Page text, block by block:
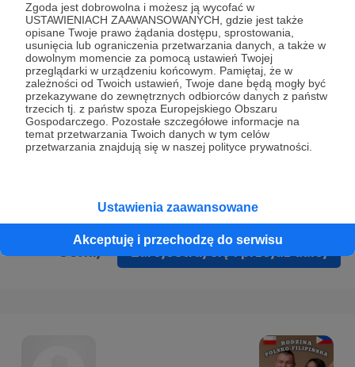
Zgoda jest dobrowolna i możesz ją wycofać w
USTAWIENIACH ZAAWANSOWANYCH, gdzie jest także
opisane Twoje prawo żądania dostępu, sprostowania,
usunięcia lub ograniczenia przetwarzania danych, a także w
dowolnym momencie za pomocą ustawień Twojej
przeglądarki w urządzeniu końcowym. Pamiętaj, że w
zależności od Twoich ustawień, Twoje dane będą mogły być
przekazywane do zewnętrznych odbiorców danych z państw
trzecich tj. z państw spoza Europejskiego Obszaru
Gospodarczego. Pozostałe szczegółowe informacje na
temat przetwarzania Twoich danych w tym celów
przetwarzania znajdują się w naszej polityce prywatności.
Ustawienia zaawansowane
Akceptuję i przechodzę do serwisu
* Wyrażam zgodę na przetwarzanie moich danych
osobowych podanych w formularzu rejestracyjnym w celu
prawidłowego świadczenia usług serwisu Patronite.
Wyrażam zgodę na otrzymywanie drogą elektroniczną
informacji handlowych - newslettera. Opcja ta może zostać
zmieniona w ustawieniach konta.
Zarejestruj się i przejdź dalej